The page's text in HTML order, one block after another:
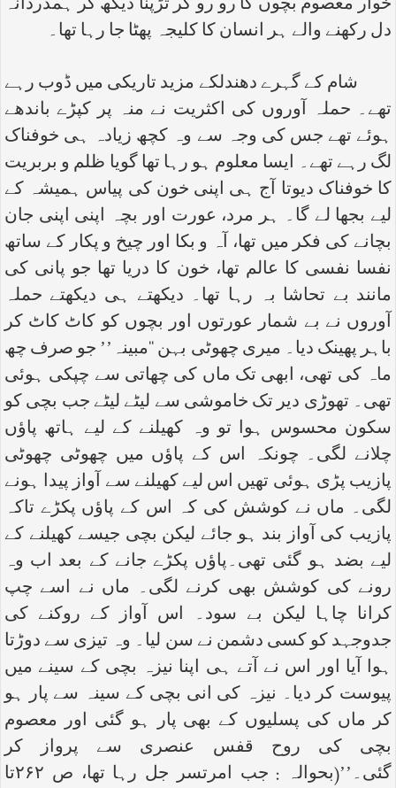
خوار معصوم بچوں کا رو رو کر تڑپنا دیکھ کر ہمدردانہ
دل رکھنے والے ہر انسان کا کلیجہ پھٹا جا رہا تھا۔
شام کے گہرے دھندلکے مزید تاریکی میں ڈوب رہے
تھے۔ حملہ آوروں کی اکثریت نے منہ پر کپڑے باندھے
ہوئے تھے جس کی وجہ سے وہ کچھ زیادہ ہی خوفناک
لگ رہے تھے۔ ایسا معلوم ہو رہا تھا گویا ظلم و بربریت
کا خوفناک دیوتا آج ہی اپنی خون کی پیاس ہمیشہ کے
لیے بجھا لے گا۔ ہر مرد، عورت اور بچہ اپنی اپنی جان
بچانے کی فکر میں تھا، آہ و بکا اور چیخ و پکار کے ساتھ
نفسا نفسی کا عالم تھا، خون کا دریا تھا جو پانی کی
مانند بے تحاشا بہ رہا تھا۔ دیکھتے ہی دیکھتے حملہ
آوروں نے بے شمار عورتوں اور بچوں کو کاٹ کاٹ کر
باہر پھینک دیا۔ میری چھوٹی بہن ‘‘مبینہ’’ جو صرف چھ
ماہ کی تھی، ابھی تک ماں کی چھاتی سے چپکی ہوئی
تھی۔ تھوڑی دیر تک خاموشی سے لیٹے لیٹے جب بچی کو
سکون محسوس ہوا تو وہ کھیلنے کے لیے ہاتھ پاؤں
چلانے لگی۔ چونکہ اس کے پاؤں میں چھوٹی چھوٹی
پازیب پڑی ہوئی تھیں اس لیے کھیلنے سے آواز پیدا ہونے
لگی۔ ماں نے کوشش کی کہ اس کے پاؤں پکڑے تاکہ
پازیب کی آواز بند ہو جائے لیکن بچی جیسے کھیلنے کے
لیے بضد ہو گئی تھی۔پاؤں پکڑے جانے کے بعد اب وہ
رونے کی کوشش بھی کرنے لگی۔ ماں نے اسے چپ
کرانا چاہا لیکن بے سود۔ اس آواز کے روکنے کی
جدوجہد کو کسی دشمن نے سن لیا۔ وہ تیزی سے دوڑتا
ہوا آیا اور اس نے آتے ہی اپنا نیزہ بچی کے سینے میں
پیوست کر دیا۔ نیزہ کی انی بچی کے سینہ سے پار ہو
کر ماں کی پسلیوں کے بھی پار ہو گئی اور معصوم
بچی کی روح قفس عنصری سے پرواز کر
گئی۔’’(بحوالہ : جب امرتسر جل رہا تھا، ص ۲۶۲تا